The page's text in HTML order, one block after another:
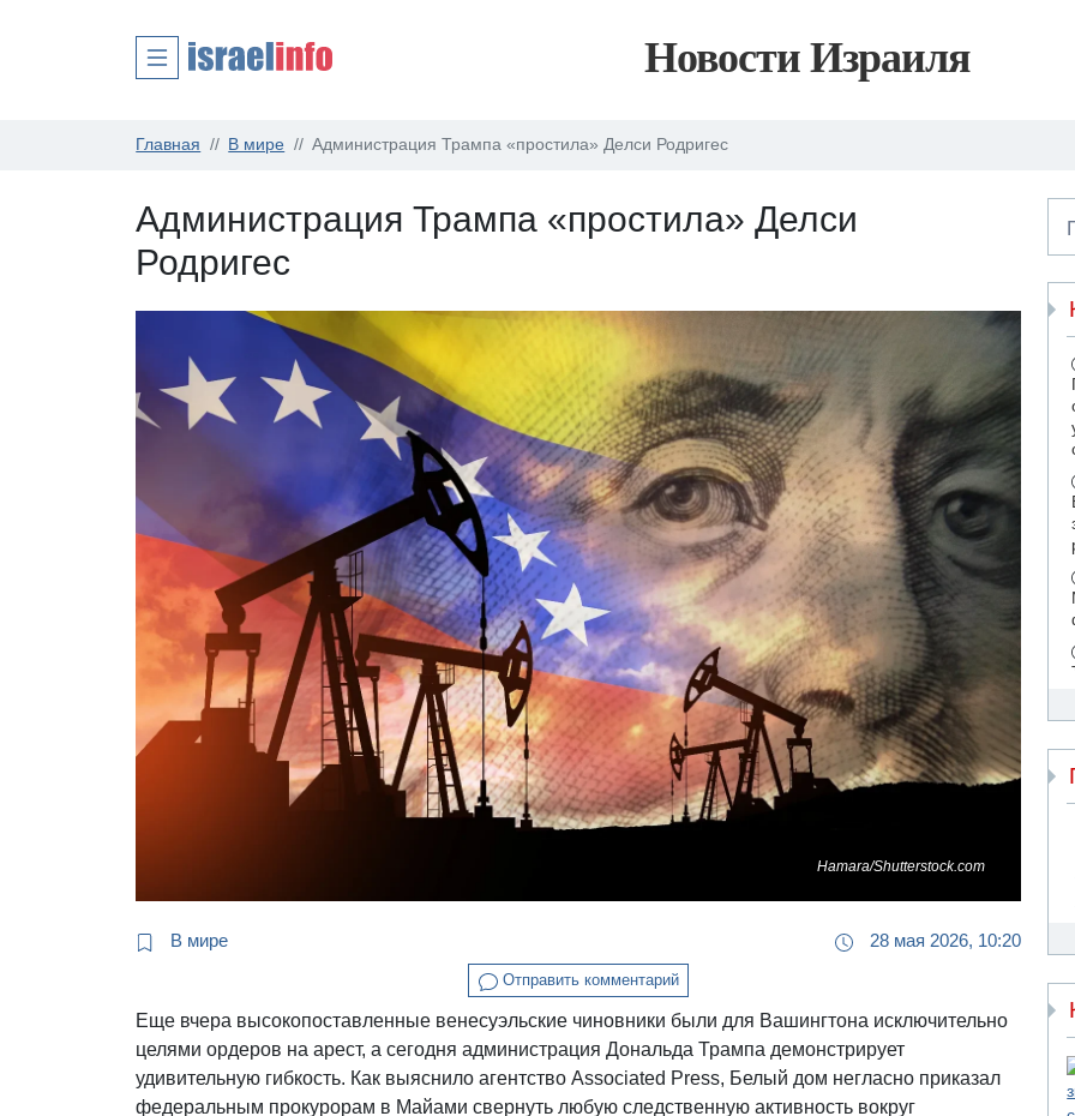
Новости Израиля
Главная В мире Aдминистрация Трампа «простила» Делси Родригес
Aдминистрация Трампа «простила» Делси
Родригес
Hamara/Shutterstock.com
В мире 28 мая 2026, 10:20
Отправить комментарий
Еще вчера высокопоставленные венесуэльские чиновники были для Вашингтона исключительно
целями ордеров на арест, а сегодня администрация Дональда Трампа демонстрирует
удивительную гибкость. Как выяснило агентство Associated Press, Белый дом негласно приказал
федеральным прокурорам в Майами свернуть любую следственную активность вокруг